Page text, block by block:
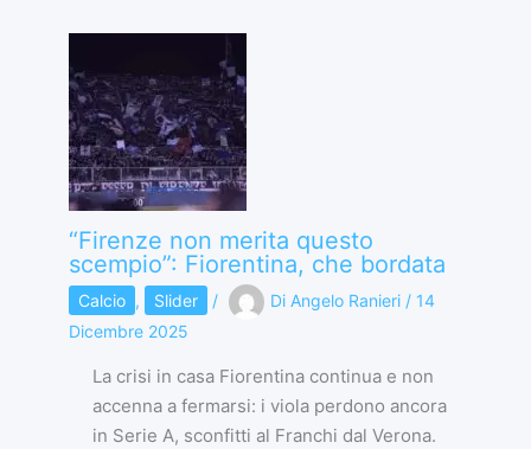
“Firenze non merita questo
scempio”: Fiorentina, che bordata
Calcio , Slider / Di Angelo Ranieri / 14
Dicembre 2025
La crisi in casa Fiorentina continua e non
accenna a fermarsi: i viola perdono ancora
in Serie A, sconfitti al Franchi dal Verona.